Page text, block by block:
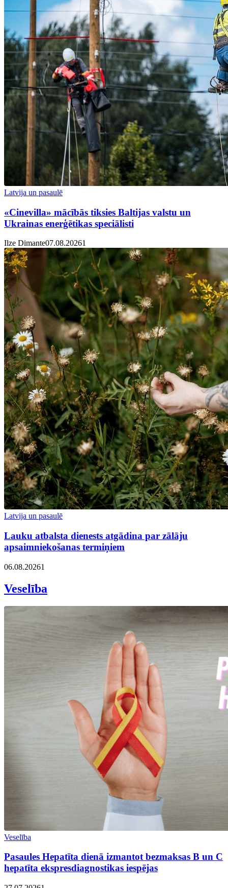
Latvija un pasaulē
«Cinevilla» mācībās tiksies Baltijas valstu un
Ukrainas enerģētikas speciālisti
Ilze Dimante07.08.20261
Latvija un pasaulē
Lauku atbalsta dienests atgādina par zālāju
apsaimniekošanas termiņiem
06.08.20261
Veselība
Veselība
Pasaules Hepatīta dienā izmantot bezmaksas B un C
hepatīta ekspresdiagnostikas iespējas